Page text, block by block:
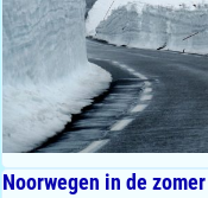
Noorwegen in de zomer